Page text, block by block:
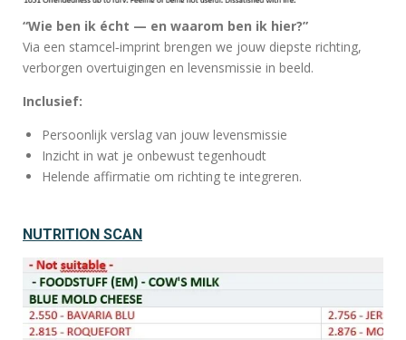
“Wie ben ik écht — en waarom ben ik hier?”
Via een stamcel‑imprint brengen we jouw diepste richting,
verborgen overtuigingen en levensmissie in beeld.
Inclusief:
Persoonlijk verslag van jouw levensmissie
Inzicht in wat je onbewust tegenhoudt
Helende affirmatie om richting te integreren.
NUTRITION SCAN